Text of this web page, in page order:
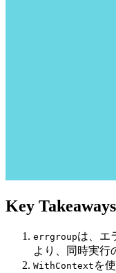
Key Takeaways
errgroupは、エ
より、同時実行
WithContext を